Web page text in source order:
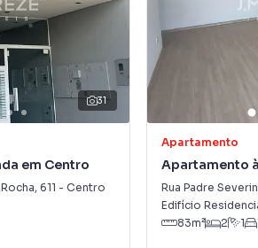
31
em Centro
, 611 - Centro
Apartamento
Apartamento
José
Rua Padre
Edifício
83m² 2 1